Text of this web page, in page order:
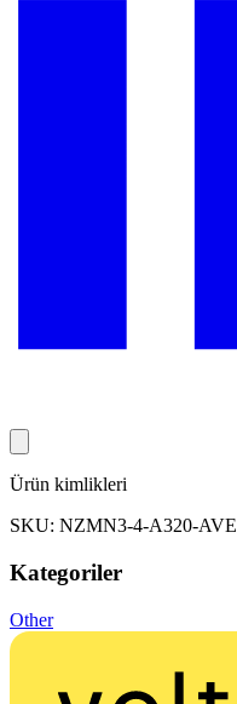
Ürün kimlikleri
SKU: NZMN3-4-A320-AVE
Kategoriler
Other